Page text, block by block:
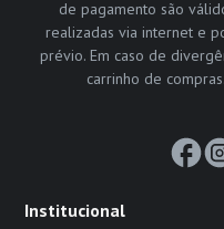
de pagamento são
realizadas via internet e
prévio. Em caso de
carrinho de
Institucional